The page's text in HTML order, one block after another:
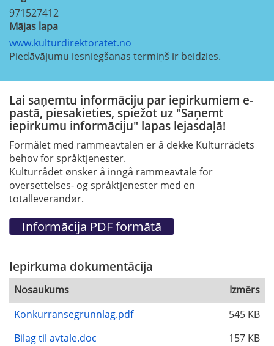
971527412
Mājas lapa
www.kulturdirektoratet.no
Piedāvājumu iesniegšanas termiņš ir beidzies.
Lai saņemtu informāciju par iepirkumiem e-
pastā, piesakieties, spiežot uz "Saņemt
iepirkumu informāciju" lapas lejasdaļā!
Formålet med rammeavtalen er å dekke Kulturrådets
behov for språktjenester.
Kulturrådet ønsker å inngå rammeavtale for
oversettelses- og språktjenester med en
totalleverandør.
Iepirkuma dokumentācija
Nosaukums
Izmērs
Konkurransegrunnlag.pdf
545 KB
Bilag til avtale.doc
157 KB